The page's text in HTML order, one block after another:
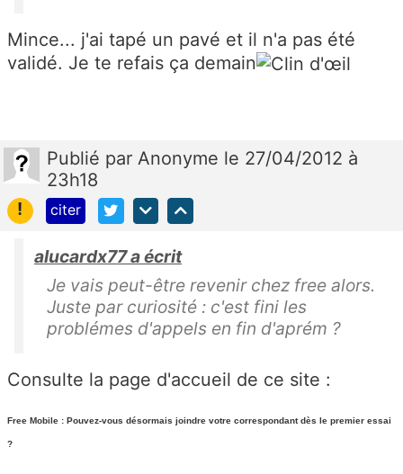
Mince... j'ai tapé un pavé et il n'a pas été
validé. Je te refais ça demain
Publié par Anonyme le 27/04/2012 à
23h18
!
citer
alucardx77 a écrit
Je vais peut-être revenir chez free alors.
Juste par curiosité : c'est fini les
problémes d'appels en fin d'aprém ?
Consulte la page d'accueil de ce site :
Free Mobile : Pouvez-vous désormais joindre votre correspondant dès le premier essai
?